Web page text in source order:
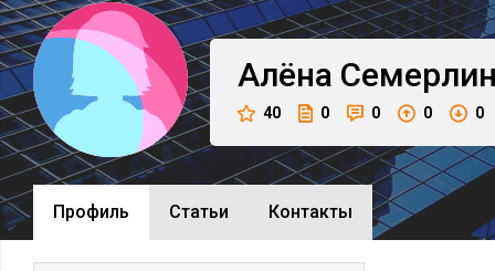
Алёна
40 0 0 0 0
Профиль Cтатьи Контакты